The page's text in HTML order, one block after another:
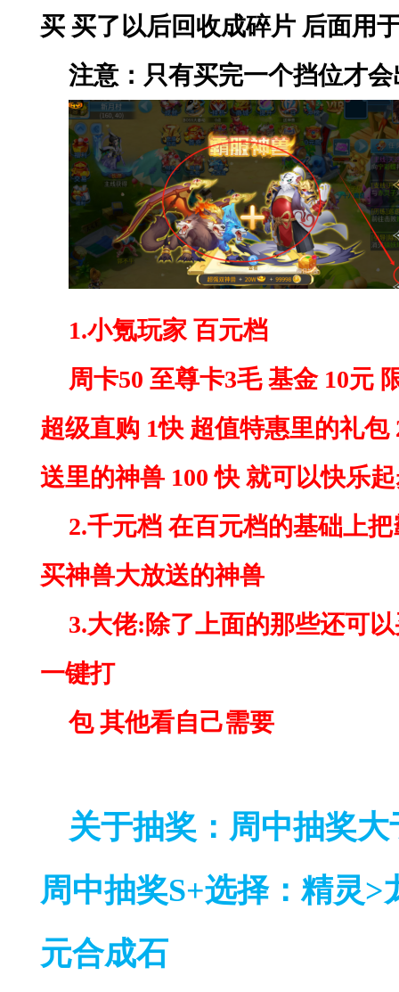
买 买了以后回收成碎片 后面用
注意：只有买完一个挡位才
1.小氪玩家 百元档
周卡50 至尊卡3毛 基金 10元
超级直购 1快 超值特惠里的礼
送里的神兽 100 快 就可以快乐
2.千元档 在百元档的基础上
买神兽大放送的神兽
3.大佬:除了上面的那些还可
一键打
包 其他看自己需要
关于抽奖：周中抽奖
周中抽奖S+选择：精灵>
元合成石